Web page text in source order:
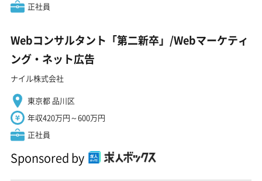
正社員
Webコンサルタント「第二新卒」/Webマーケティ
ング・ネット広告
ナイル株式会社
東京都 品川区
年収420万円～600万円
正社員
Sponsored by